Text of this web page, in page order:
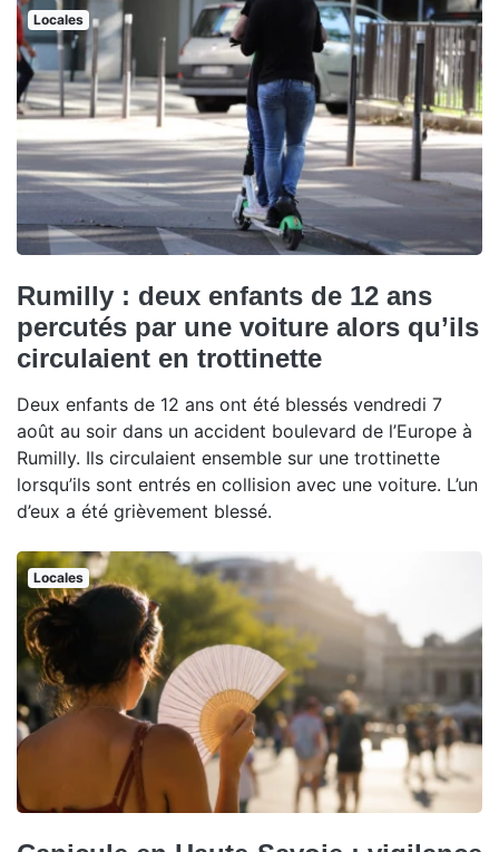
Locales
Rumilly : deux enfants de 12 ans
percutés par une voiture alors qu’ils
circulaient en trottinette
Deux enfants de 12 ans ont été blessés vendredi 7
août au soir dans un accident boulevard de l’Europe à
Rumilly. Ils circulaient ensemble sur une trottinette
lorsqu’ils sont entrés en collision avec une voiture. L’un
d’eux a été grièvement blessé.
Locales